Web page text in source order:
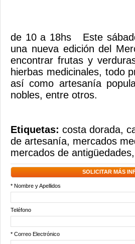
de 10 a 18hs Este
una nueva edición del
encontrar frutas y
hierbas medicinales, todo
así como artesanía
nobles, entre otros.
Etiquetas: costa dorada,
de artesanía, mercados
mercados de antigüedades,
SOLICITAR MÁS
* Nombre y Apellidos
Teléfono
* Correo Electrónico